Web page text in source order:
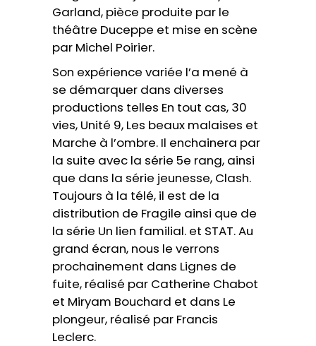
Garland, pièce produite par le
théâtre Duceppe et mise en scène
par Michel Poirier.
Son expérience variée l’a mené à
se démarquer dans diverses
productions telles En tout cas, 30
vies, Unité 9, Les beaux malaises et
Marche à l’ombre. Il enchainera par
la suite avec la série 5e rang, ainsi
que dans la série jeunesse, Clash.
Toujours à la télé, il est de la
distribution de Fragile ainsi que de
la série Un lien familial. et STAT. Au
grand écran, nous le verrons
prochainement dans Lignes de
fuite, réalisé par Catherine Chabot
et Miryam Bouchard et dans Le
plongeur, réalisé par Francis
Leclerc.